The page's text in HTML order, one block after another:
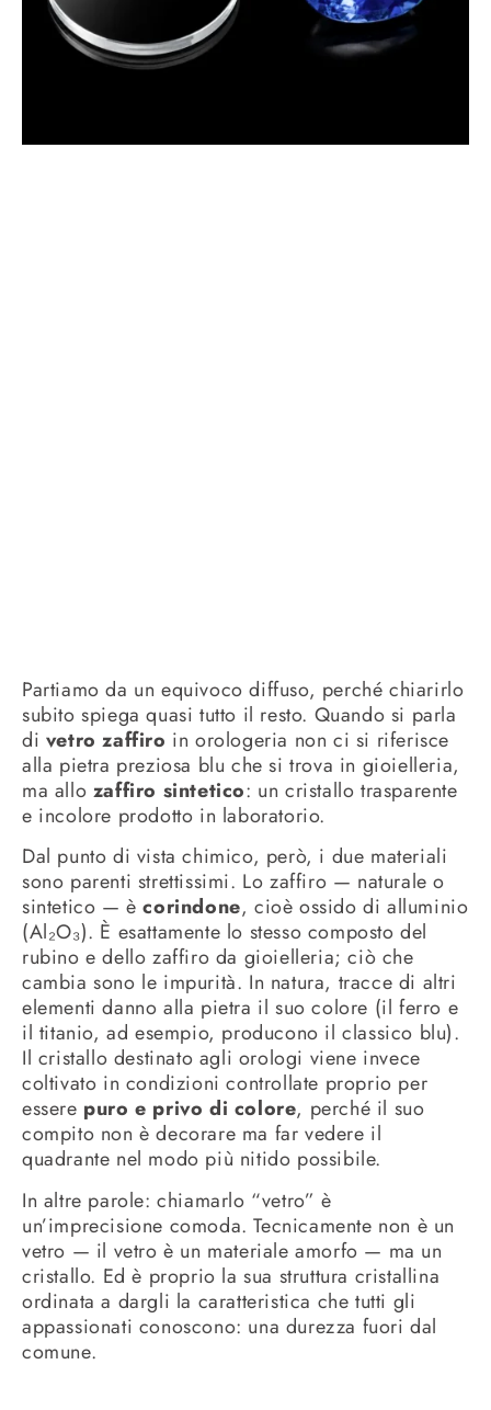
Partiamo da un equivoco diffuso, perché chiarirlo
subito spiega quasi tutto il resto. Quando si parla
di vetro zaffiro in orologeria non ci si riferisce
alla pietra preziosa blu che si trova in gioielleria,
ma allo zaffiro sintetico: un cristallo trasparente
e incolore prodotto in laboratorio.
Dal punto di vista chimico, però, i due materiali
sono parenti strettissimi. Lo zaffiro — naturale o
sintetico — ècorindone, cioè ossido di alluminio
(Al₂O₃). È esattamente lo stesso composto del
rubino e dello zaffiro da gioielleria; ciò che
cambia sono le impurità. In natura, tracce di altri
elementi danno alla pietra il suo colore (il ferro e
il titanio, ad esempio, producono il classico blu).
Il cristallo destinato agli orologi viene invece
coltivato in condizioni controllate proprio per
essere puro e privo di colore, perché il suo
compito non è decorare ma far vedere il
quadrante nel modo più nitido possibile.
In altre parole: chiamarlo “vetro” è
un’imprecisione comoda. Tecnicamente non è un
vetro — il vetro è un materiale amorfo — ma un
cristallo. Ed è proprio la sua struttura cristallina
ordinata a dargli la caratteristica che tutti gli
appassionati conoscono: una durezza fuori dal
comune.